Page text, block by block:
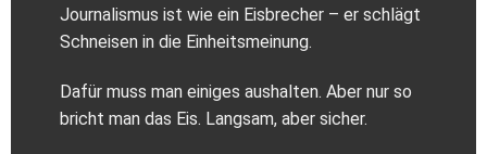
Journalismus ist wie ein Eisbrecher – er schlägt
Schneisen in die Einheitsmeinung.
Dafür muss man einiges aushalten. Aber nur so
bricht man das Eis. Langsam, aber sicher.